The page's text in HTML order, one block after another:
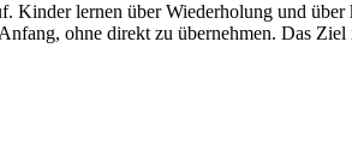
lernen über Wiederholung und
ohne direkt zu übernehmen. Das